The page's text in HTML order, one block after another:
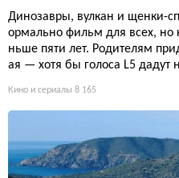
Динозавры, вулкан и щенки-
ормально фильм для всех, но
ньше пяти лет. Родителям
ая — хотя бы голоса L5 дадут
Кино и сериалы 8 165